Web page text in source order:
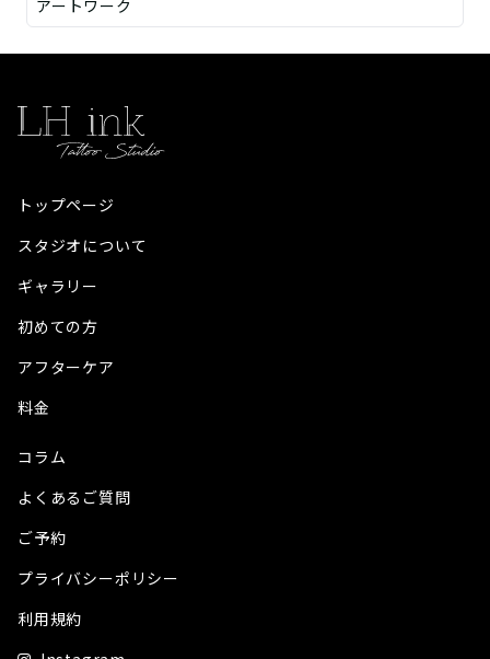
アートワーク
トップページ
スタジオについて
ギャラリー
初めての方
アフターケア
料金
コラム
よくあるご質問
ご予約
プライバシーポリシー
利用規約